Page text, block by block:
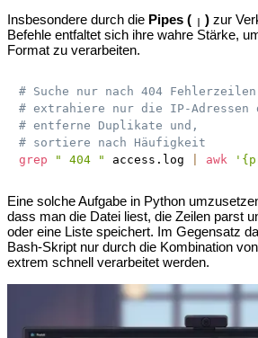
Insbesondere durch die Pipes ( | ) zur
Befehle entfaltet sich ihre wahre Stärke,
Format zu verarbeiten.
# Suche nur nach 404
# extrahiere nur die IP-Adressen
# entferne Duplikate und,
# sortiere nach Häufigkeit
grep
" 404 " access.log awk
Eine solche Aufgabe in Python
dass man die Datei liest, die Zeilen parst
oder eine Liste speichert. Im Gegensatz
Bash-Skript nur durch die Kombination
extrem schnell verarbeitet werden.